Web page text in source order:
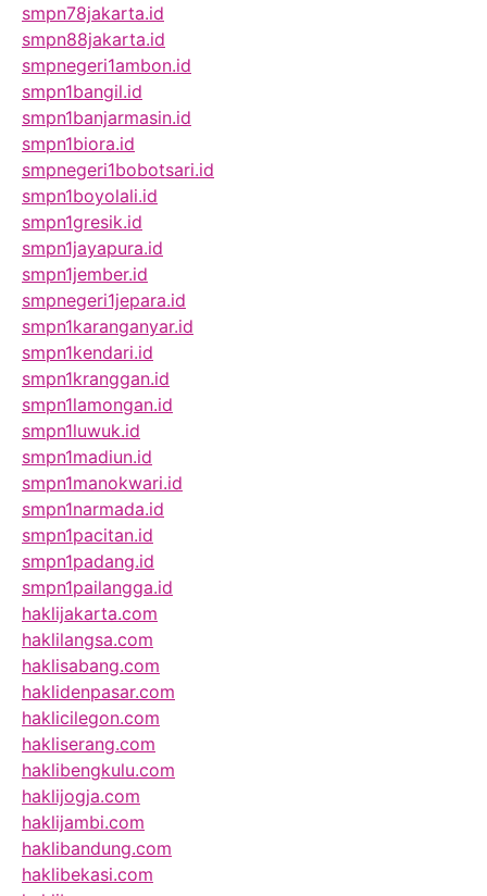
smpn78jakarta.id
smpn88jakarta.id
smpnegeri1ambon.id
smpn1bangil.id
smpn1banjarmasin.id
smpn1biora.id
smpnegeri1bobotsari.id
smpn1boyolali.id
smpn1gresik.id
smpn1jayapura.id
smpn1jember.id
smpnegeri1jepara.id
smpn1karanganyar.id
smpn1kendari.id
smpn1kranggan.id
smpn1lamongan.id
smpn1luwuk.id
smpn1madiun.id
smpn1manokwari.id
smpn1narmada.id
smpn1pacitan.id
smpn1padang.id
smpn1pailangga.id
haklijakarta.com
haklilangsa.com
haklisabang.com
haklidenpasar.com
haklicilegon.com
hakliserang.com
haklibengkulu.com
haklijogja.com
haklijambi.com
haklibandung.com
haklibekasi.com